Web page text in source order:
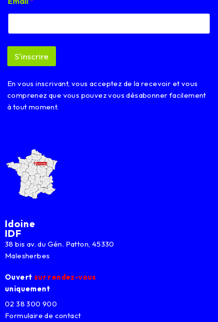
m
a
l
m
i
E
m
a
S'inscrire
En vous inscrivant, vous acceptez de la recevoir et vous
comprenez que vous pouvez vous désabonner facilement
à tout moment.
Idoine
IDF
38 bis av. du Gén. Patton, 45330
Malesherbes
Ouvert sur rendez-vous
uniquement
02 38 300 900
Formulaire de contact